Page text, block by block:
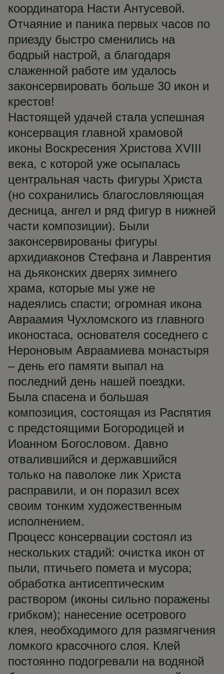
координатора Насти Антусевой.
Отчаяние и паника первых часов по
приезду быстро сменились на
бодрый настрой, а благодаря
слаженной работе им удалось
законсервировать больше 30 икон и
крестов!
Настоящей удачей стала успешная
консервация главной храмовой
иконы Воскресения Христова XVIII
века, с которой уже осыпалась
центральная часть фигуры Христа
(но сохранились благословляющая
десница, ангел и ряд фигур в нижней
части композиции). Были
законсервированы фигуры
архидиаконов Стефана и Лаврентия
на дьяконских дверях зимнего
храма, которые мы уже не
надеялись спасти; огромная икона
Авраамия Чухломского из главного
иконостаса, основателя соседнего с
Нероновым Авраамиева монастыря
– день его памяти выпал на
последний день нашей поездки.
Была спасена и большая
композиция, состоящая из Распятия
с предстоящими Богородицей и
Иоанном Богословом. Давно
отвалившийся и державшийся
только на паволоке лик Христа
расправили, и он поразил всех
своим тонким художественным
исполнением.
Процесс консервации состоял из
нескольких стадий: очистка икон от
пыли, птичьего помета и мусора;
обработка антисептическим
раствором (иконы сильно поражены
грибком); нанесение осетрового
клея, необходимого для размягчения
ломкого красочного слоя. Клей
постоянно подогревали на водяной